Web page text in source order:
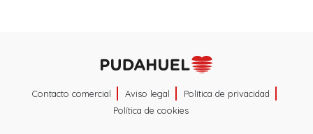
Contacto comercial Aviso legal
Política de privacidad
Política de cookies